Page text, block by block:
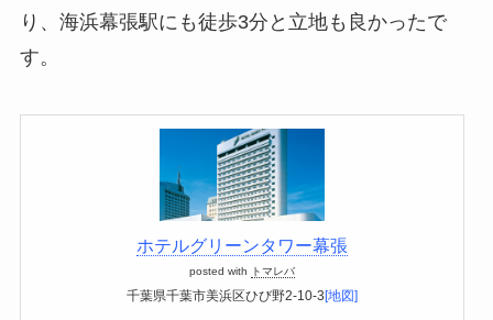
り、海浜幕張駅にも徒歩3分と立地も良かったで
す。
ホテルグリーンタワー幕張
posted with トマレバ
千葉県千葉市美浜区ひび野2-10-3 [地図]